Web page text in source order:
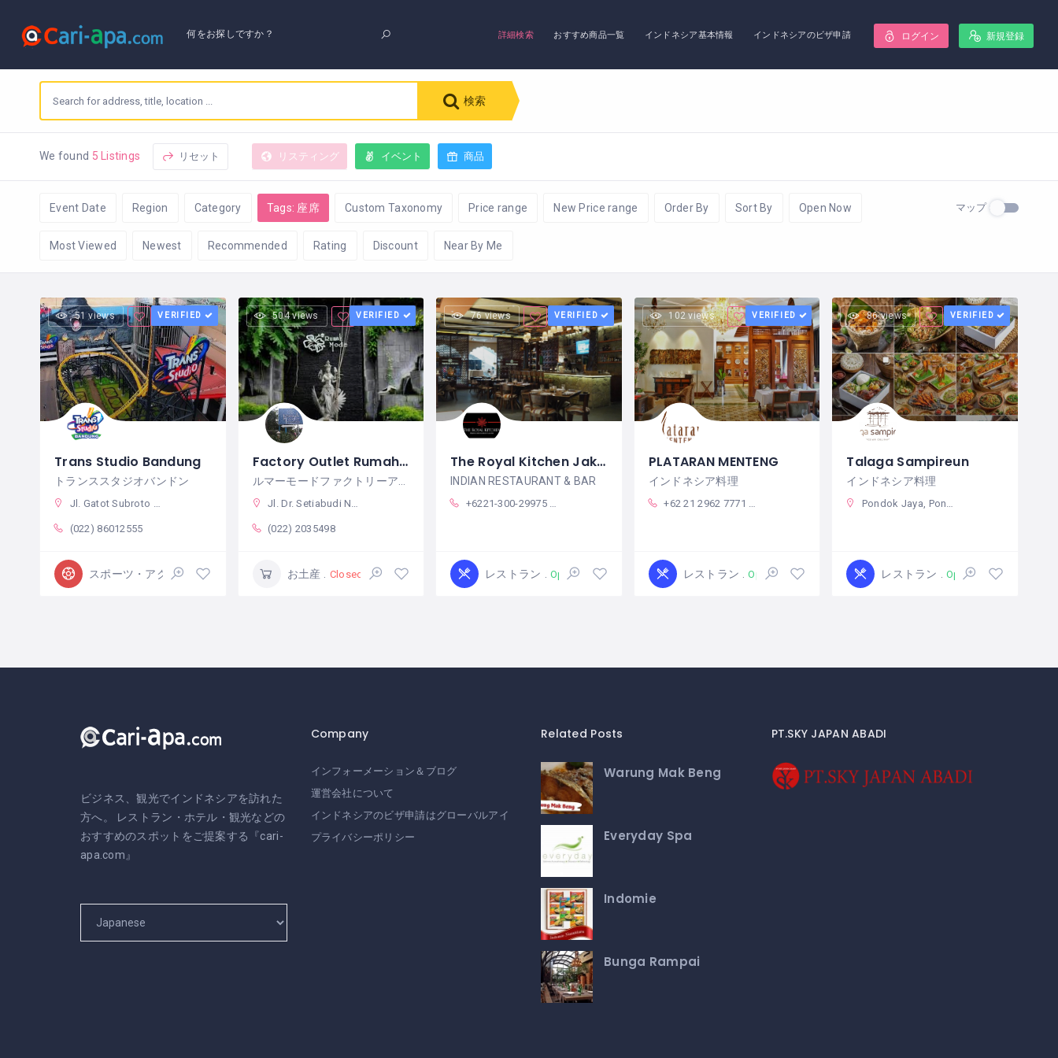
何をお探しですか？ 詳細検索 おすすめ商品一覧 インドネシア基本情報 インドネシアのビザ申請 ログイン 新規登録
検索
We found 5 Listings リセット リスティング イベント 商品
Event Date Region Category Tags: 座席 Custom Taxonomy Price range New Price range Order By Sort By Open Now
Most Viewed Newest Recommended Rating Discount Near By Me
マップ
51 views VERIFIED
Trans Studio Bandung
トランススタジオバンドン
Jl. Gatot Subroto No.289A, Maleer, Kec. Batununggal, Kota Bandung, Jawa Barat 40263 インドネシア
(022) 86012555
スポーツ・アクティビティ Closed
504 views VERIFIED
Factory Outlet Rumah Mode
Jl. Dr. Setiabudi No.41, Pasteur, Kec. Sukajadi, Kota Bandung, Jawa Barat 40161 インドネシア
(022) 2035498
お土産 Closed
76 views VERIFIED
The Royal Kitchen Jakarta
INDIAN RESTAURANT & BAR
+6221-300-29975 & +628-577-8292872
レストラン Open
102 views VERIFIED
PLATARAN MENTENG
インドネシア料理
+62 21 2962 7771 / +62 813 9890 8336 / +62 813 9890 8335
レストラン Open
86 views VERIFIED
Talaga Sampireun
インドネシア料理
Pondok Jaya, Pondok Aren, South Tangerang City, Banten, Indonesia
レストラン Open
ビジネス、観光でインドネシアを訪れた
方へ。 レストラン・ホテル・観光などの
おすすめのスポットをご提案する『cari-
apa.com』
Company
インフォーメーション＆ブログ
運営会社について
インドネシアのビザ申請はグローバルアイ
プライバシーポリシー
Related Posts
Warung Mak Beng
Everyday Spa
Indomie
Bunga Rampai
PT.SKY JAPAN ABADI